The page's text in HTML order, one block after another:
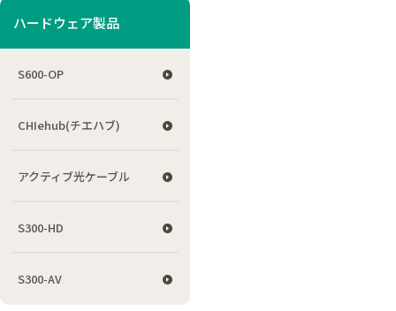
ハードウェア製品
S600-OP
CHIehub(チエハブ)
アクティブ光ケーブル
S300-HD
S300-AV